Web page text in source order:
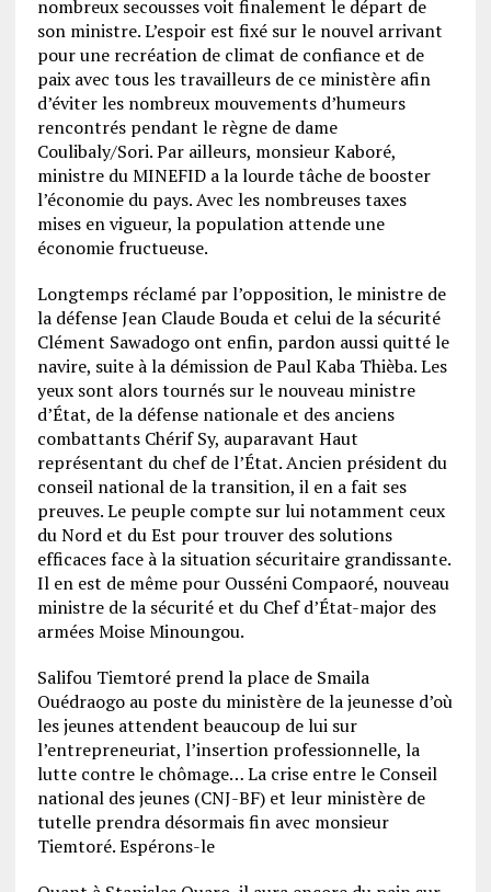
nombreux secousses voit finalement le départ de
son ministre. L’espoir est fixé sur le nouvel arrivant
pour une recréation de climat de confiance et de
paix avec tous les travailleurs de ce ministère afin
d’éviter les nombreux mouvements d’humeurs
rencontrés pendant le règne de dame
Coulibaly/Sori. Par ailleurs, monsieur Kaboré,
ministre du MINEFID a la lourde tâche de booster
l’économie du pays. Avec les nombreuses taxes
mises en vigueur, la population attende une
économie fructueuse.
Longtemps réclamé par l’opposition, le ministre de
la défense Jean Claude Bouda et celui de la sécurité
Clément Sawadogo ont enfin, pardon aussi quitté le
navire, suite à la démission de Paul Kaba Thièba. Les
yeux sont alors tournés sur le nouveau ministre
d’État, de la défense nationale et des anciens
combattants Chérif Sy, auparavant Haut
représentant du chef de l’État. Ancien président du
conseil national de la transition, il en a fait ses
preuves. Le peuple compte sur lui notamment ceux
du Nord et du Est pour trouver des solutions
efficaces face à la situation sécuritaire grandissante.
Il en est de même pour Ousséni Compaoré, nouveau
ministre de la sécurité et du Chef d’État-major des
armées Moise Minoungou.
Salifou Tiemtoré prend la place de Smaila
Ouédraogo au poste du ministère de la jeunesse d’où
les jeunes attendent beaucoup de lui sur
l’entrepreneuriat, l’insertion professionnelle, la
lutte contre le chômage… La crise entre le Conseil
national des jeunes (CNJ-BF) et leur ministère de
tutelle prendra désormais fin avec monsieur
Tiemtoré. Espérons-le